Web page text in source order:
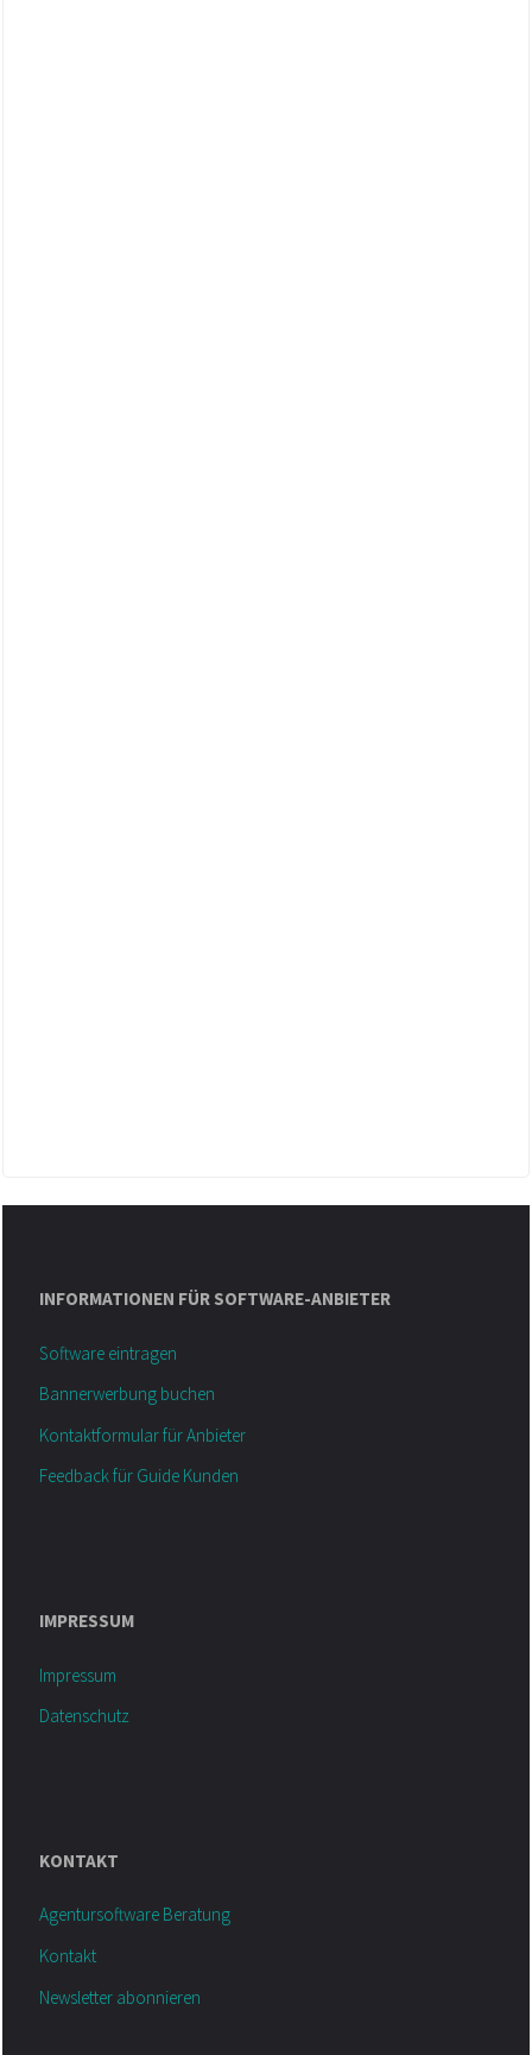
INFORMATIONEN FÜR SOFTWARE-ANBIETER
Software eintragen
Bannerwerbung buchen
Kontaktformular für Anbieter
Feedback für Guide Kunden
IMPRESSUM
Impressum
Datenschutz
KONTAKT
Agentursoftware Beratung
Kontakt
Newsletter abonnieren